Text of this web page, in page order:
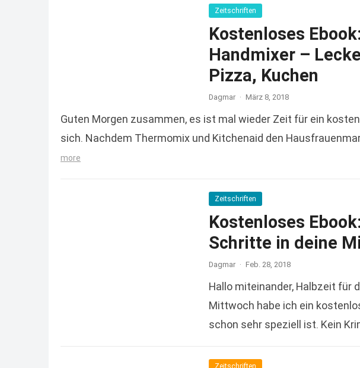
Zeitschriften
Kostenloses
Handmixer –
Pizza, Kuchen
Dagmar · März 8, 2018
Guten Morgen zusammen, es ist mal wieder Zeit für ein
sich. Nachdem Thermomix und Kitchenaid den
more
Zeitschriften
Kostenloses
Schritte in deine
Dagmar · Feb. 28, 2018
Hallo miteinander, Halbzeit für
Mittwoch habe ich ein
schon sehr speziell ist. Kein